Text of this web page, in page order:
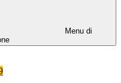
Menu di